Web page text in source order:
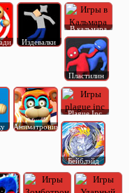
Издевалки
В кальмара
Пластилин
Аниматроник
Plague Inc
Бейблэйд